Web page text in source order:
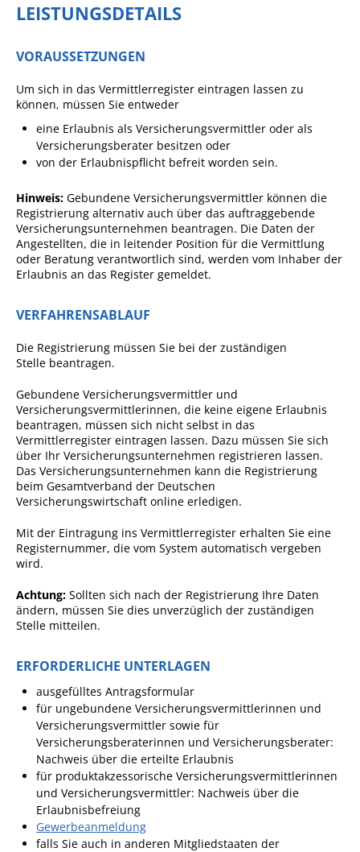
Behördenwegweiser
Neubürgerinfos
Formulare
Wissenswertes/Service
Winterdienst
Gutachterausschuss
Organspende
Fachstelle
Aushang- und Schaukästen
Mitarbeitende im Rathaus
Öffentliche
Bekanntmachungen
Ausschreibungen
Bebauungspläne
Gemeinderat
Standesamtliche
Karriere
Onlinezugangsgesetz
ERLEBEN
Tourismus
Natur Umwelt Klima
LEISTUNGSDETAILS
VORAUSSETZUNGEN
Um sich in das Vermittlerregister eintragen lassen zu
können, müssen Sie entweder
eine Erlaubnis als Versicherungsvermittler oder als
Versicherungsberater besitzen oder
von der Erlaubnispflicht befreit worden sein.
Hinweis: Gebundene Versicherungsvermittler können die
Registrierung alternativ auch über das auftraggebende
Versicherungsunternehmen beantragen. Die Daten der
Angestellten, die in leitender Position für die Vermittlung
oder Beratung verantwortlich sind, werden vom Inhaber der
Erlaubnis an das Register gemeldet.
VERFAHRENSABLAUF
Die Registrierung müssen Sie bei der zuständigen
Stelle beantragen.
Gebundene Versicherungsvermittler und
Versicherungsvermittlerinnen, die keine eigene Erlaubnis
beantragen, müssen sich nicht selbst in das
Vermittlerregister eintragen lassen. Dazu müssen Sie sich
über Ihr Versicherungsunternehmen registrieren lassen.
Das Versicherungsunternehmen kann die Registrierung
beim Gesamtverband der Deutschen
Versicherungswirtschaft online erledigen.
Mit der Eintragung ins Vermittlerregister erhalten Sie eine
Registernummer, die vom System automatisch vergeben
wird.
Achtung: Sollten sich nach der Registrierung Ihre Daten
ändern, müssen Sie dies unverzüglich der zuständigen
Stelle mitteilen.
ERFORDERLICHE UNTERLAGEN
ausgefülltes Antragsformular
für ungebundene Versicherungsvermittlerinnen und
Versicherungsvermittler sowie für
Versicherungsberaterinnen und Versicherungsberater:
Nachweis über die erteilte Erlaubnis
für produktakzessorische Versicherungsvermittlerinnen
und Versicherungsvermittler: Nachweis über die
Erlaubnisbefreiung
Gewerbeanmeldung
falls Sie auch in anderen Mitgliedstaaten der